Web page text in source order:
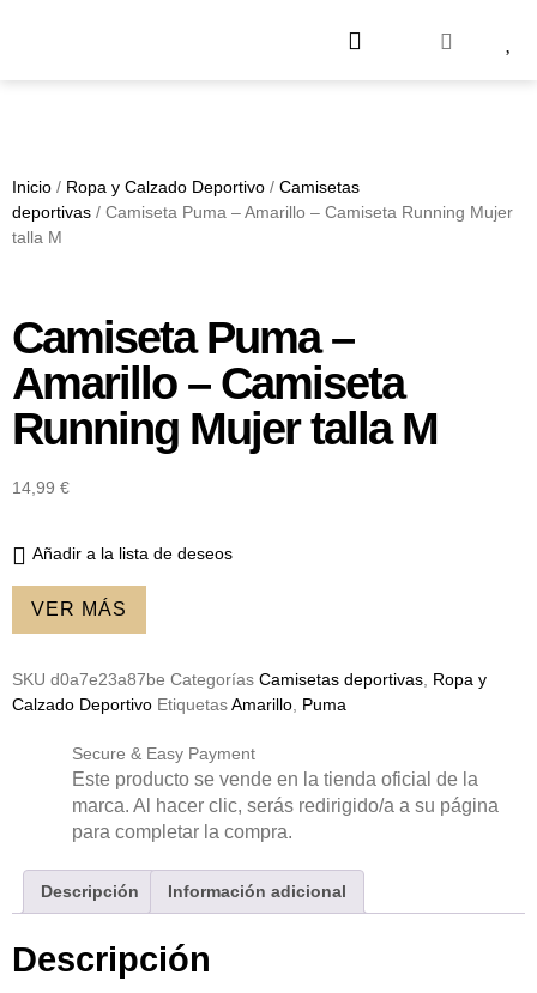
Inicio / Ropa y Calzado Deportivo / Camisetas
deportivas / Camiseta Puma – Amarillo – Camiseta Running Mujer
talla M
Camiseta Puma –
Amarillo – Camiseta
Running Mujer talla M
14,99 €
Añadir a la lista de deseos
VER MÁS
SKU d0a7e23a87be Categorías Camisetas deportivas Ropa y
Calzado Deportivo EtiquetasAmarillo Puma
Secure & Easy Payment
Este producto se vende en la tienda oficial de la
marca. Al hacer clic, serás redirigido/a a su página
para completar la compra.
Descripción Información adicional
Descripción